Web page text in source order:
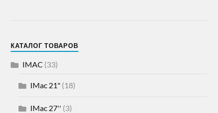
КАТАЛОГ ТОВАРОВ
IMAC (33)
IMac 21" (18)
IMac 27'' (3)